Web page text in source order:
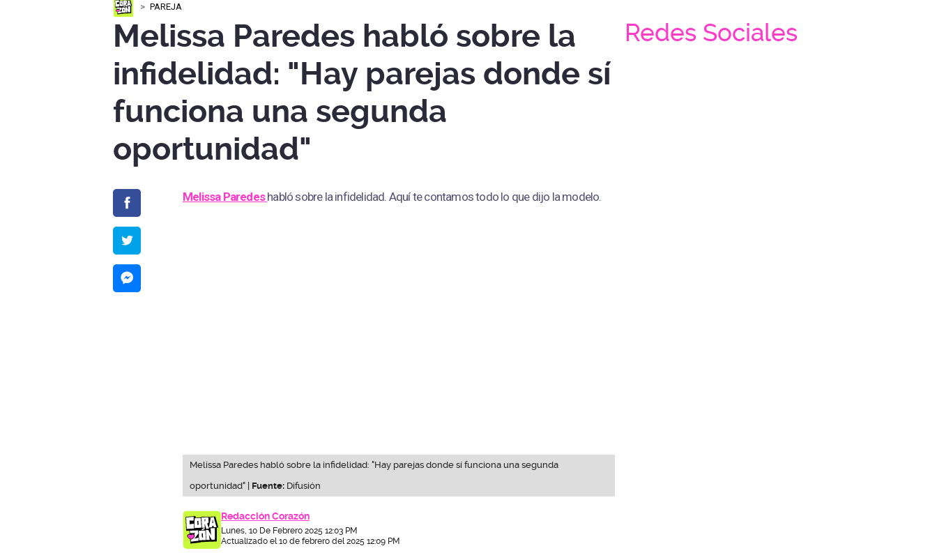
PAREJA
Melissa Paredes habló sobre la
infidelidad: "Hay parejas donde sí
funciona una segunda
oportunidad"
Melissa Paredeshabló sobre la infidelidad. Aquí te contamos todo lo que dijo la modelo.
Melissa Paredes habló sobre la infidelidad: "Hay parejas donde sí funciona una segunda
oportunidad" | Fuente: Difusión
Redacción Corazón
Lunes, 10 De Febrero 2025 12:03 PM
Actualizado el 10 de febrero del 2025 12:09 PM
Redes Sociales